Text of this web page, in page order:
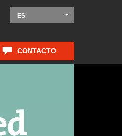
ES
CONTACTO